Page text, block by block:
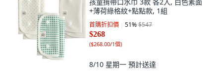
+薄荷綠格紋+點點款, 1組
首購折扣價 51%$547
$268
($268.00/1個)
8/10 星期一 預計送達